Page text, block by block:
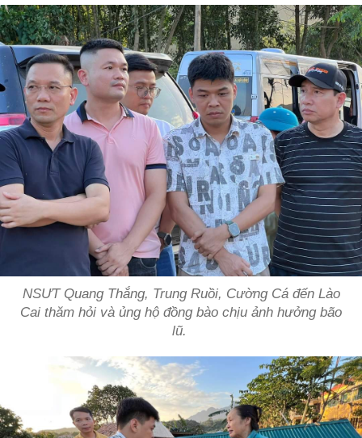
NSƯT Quang Thắng, Trung Ruồi, Cường Cá đến Lào
Cai thăm hỏi và ủng hộ đồng bào chịu ảnh hưởng bão
lũ.